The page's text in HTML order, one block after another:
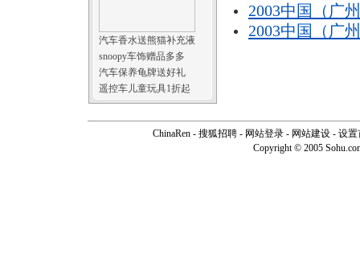
汽车香水送熊猫补充液
snoopy车饰赠品多多
汽车保养龟牌送好礼
遥控车儿童玩具1折起
2003中国（广
2003中国（广
ChinaRen - 搜狐招聘 - 网站登录 - 网站建设 - 设置
Copyright © 2005